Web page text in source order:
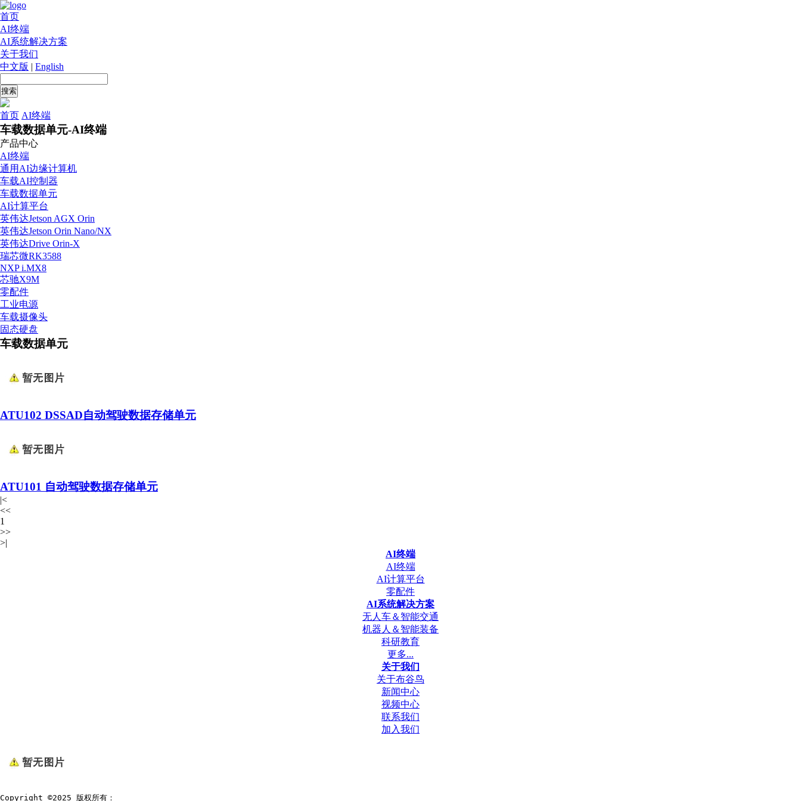
首页
AI终端
AI系统解决方案
关于我们
中文版 | English
首页 AI终端
车载数据单元-AI终端
产品中心
AI终端
通用AI边缘计算机
车载AI控制器
车载数据单元
AI计算平台
英伟达Jetson AGX Orin
英伟达Jetson Orin Nano/NX
英伟达Drive Orin-X
瑞芯微RK3588
NXP i.MX8
芯驰X9M
零配件
工业电源
车载摄像头
固态硬盘
车载数据单元
ATU102 DSSAD自动驾驶数据存储单元
ATU101 自动驾驶数据存储单元
|<
<<
1
>>
>|
AI终端
AI终端
AI计算平台
零配件
AI系统解决方案
无人车＆智能交通
机器人＆智能装备
科研教育
更多...
关于我们
关于布谷鸟
新闻中心
视频中心
联系我们
加入我们
Copyright ©2025 版权所有：